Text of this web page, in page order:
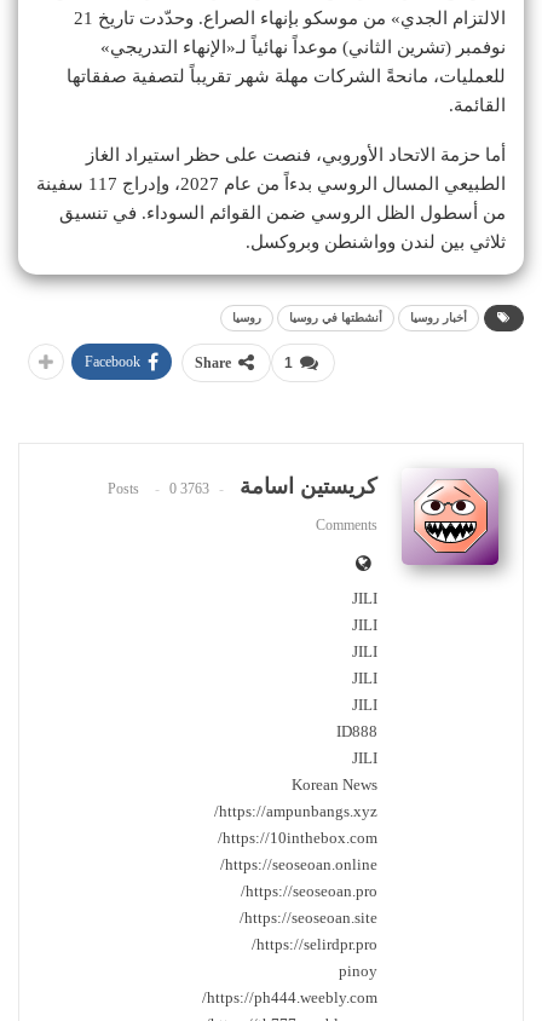
الالتزام الجدي» من موسكو بإنهاء الصراع. وحدّدت تاريخ 21
نوفمبر (تشرين الثاني) موعداً نهائياً لـ«الإنهاء التدريجي»
للعمليات، مانحةً الشركات مهلة شهر تقريباً لتصفية صفقاتها
القائمة.
أما حزمة الاتحاد الأوروبي، فنصت على حظر استيراد الغاز
الطبيعي المسال الروسي بدءاً من عام 2027، وإدراج 117 سفينة
من أسطول الظل الروسي ضمن القوائم السوداء. في تنسيق
ثلاثي بين لندن وواشنطن وبروكسل.
أخبار روسيا أنشطتها في روسيا روسيا
1
Share
Facebook
كريستين اسامة 3763 Posts
0
Comments
JILI
JILI
JILI
JILI
JILI
ID888
JILI
Korean News
https://ampunbangs.xyz/
https://10inthebox.com/
https://seoseoan.online/
https://seoseoan.pro/
https://seoseoan.site/
https://selirdpr.pro/
pinoy
https://ph444.weebly.com/